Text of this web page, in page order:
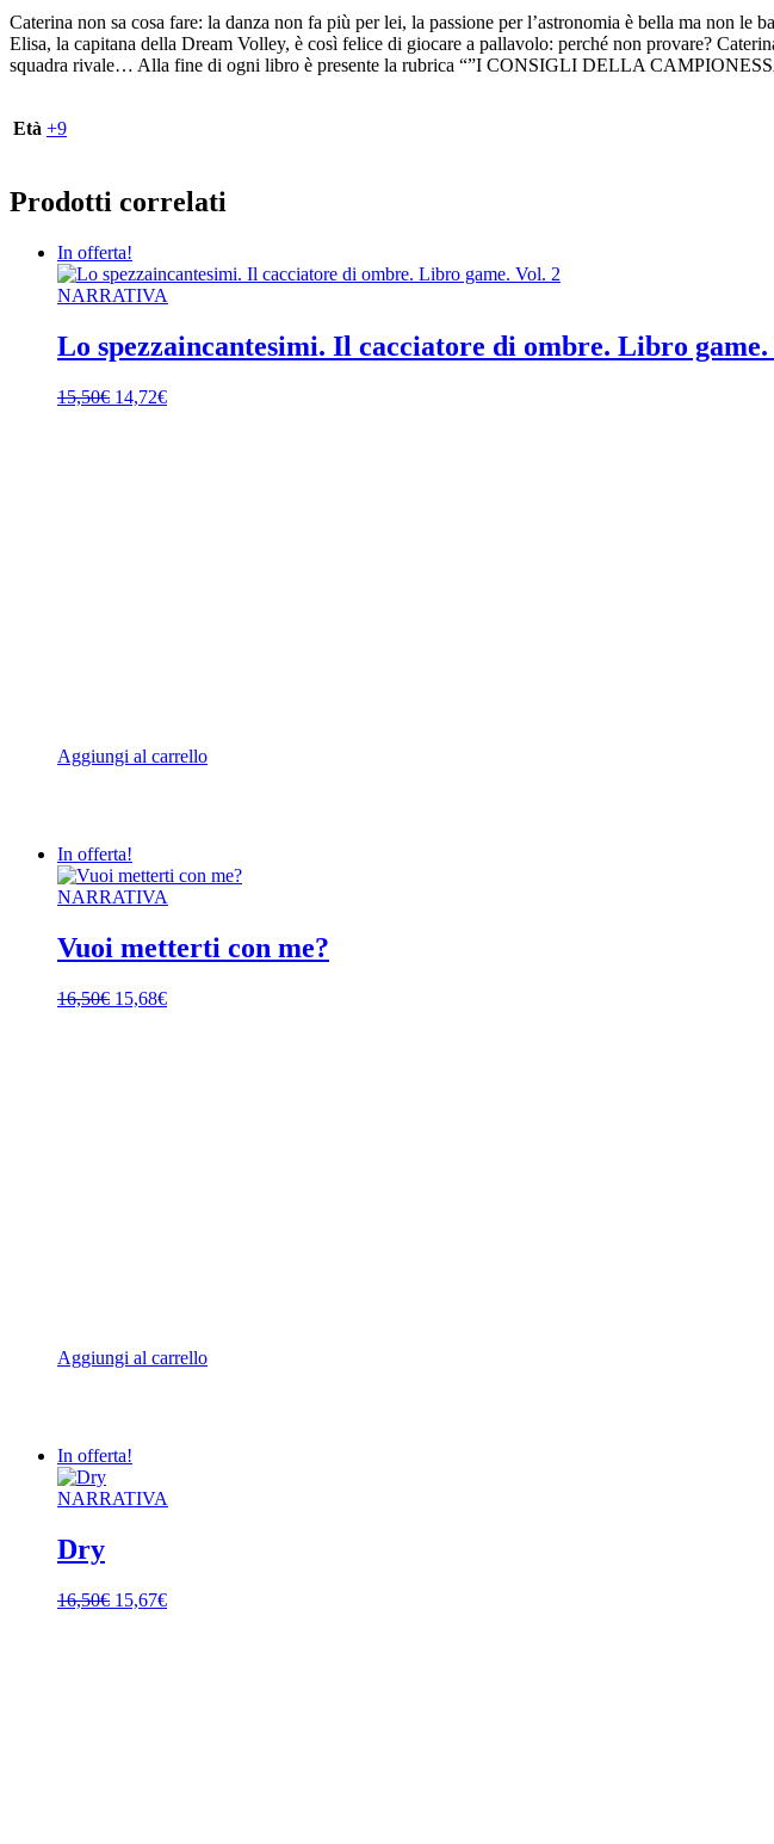
quantità
Caterina non sa cosa fare: la danza non fa più per lei, la passione per l’astronomia è bella ma non
Elisa, la capitana della Dream Volley, è così felice di giocare a pallavolo: perché non provare?
squadra rivale… Alla fine di ogni libro è presente la rubrica “”I CONSIGLI DELLA
Età +9
Prodotti correlati
In offerta!
NARRATIVA
Lo spezzaincantesimi. Il cacciatore di ombre. Libro game.
15,50€ Il14,72€Il
Aggiungi al carrello
In offerta!
NARRATIVA
Vuoi metterti con me?
16,50€ Il15,68€Il
Aggiungi al carrello
In offerta!
NARRATIVA
Dry
16,50€ Il15,67€Il